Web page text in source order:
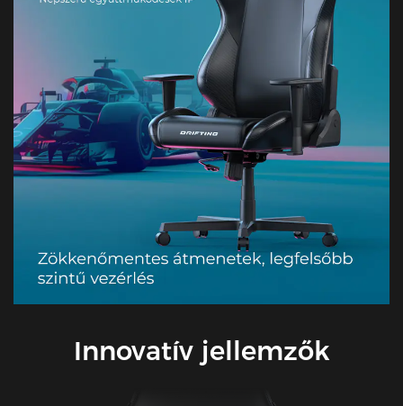
Innovatív jellemzők